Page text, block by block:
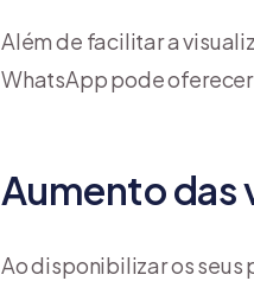
Além de facilitar a
WhatsApp pode
Aumento das
Ao disponibilizar os seus